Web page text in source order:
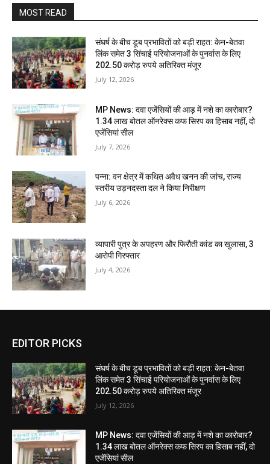
MOST READ
संघर्ष के बीच डूब प्रभावितों को बड़ी राहत: केन-बेतवा
लिंक समेत 3 सिंचाई परियोजनाओं के पुनर्वास के लिए
202.50 करोड़ रुपये अतिरिक्त मंजूर
July 12, 2026
MP News: दवा एजेंसियों की आड़ में नशे का कारोबार?
1.34 लाख बोतल ऑनरेक्स कफ सिरप का हिसाब नहीं, दो
एजेंसियां सील
July 7, 2026
पन्ना: वन क्षेत्र में कथित अवैध खनन की जांच, राज्य
स्तरीय उड़नदस्ता दल ने किया निरीक्षण
July 6, 2026
व्यापारी पुत्र के अपहरण और फिरौती कांड का खुलासा, 3
आरोपी गिरफ्तार
July 4, 2026
EDITOR PICKS
संघर्ष के बीच डूब प्रभावितों को बड़ी राहत: केन-बेतवा
लिंक समेत 3 सिंचाई परियोजनाओं के पुनर्वास के लिए
202.50 करोड़ रुपये अतिरिक्त मंजूर
July 12, 2026
MP News: दवा एजेंसियों की आड़ में नशे का कारोबार?
1.34 लाख बोतल ऑनरेक्स कफ सिरप का हिसाब नहीं, दो
एजेंसियां सील